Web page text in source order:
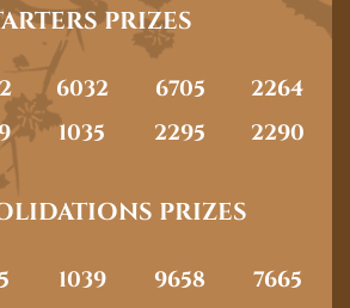
PRIZES
6032 6705
2264
1035 2295 2290
PRIZES
1039 9658
7665